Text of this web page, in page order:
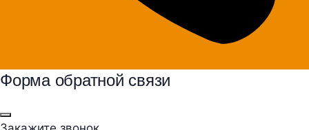
Форма обратной связи